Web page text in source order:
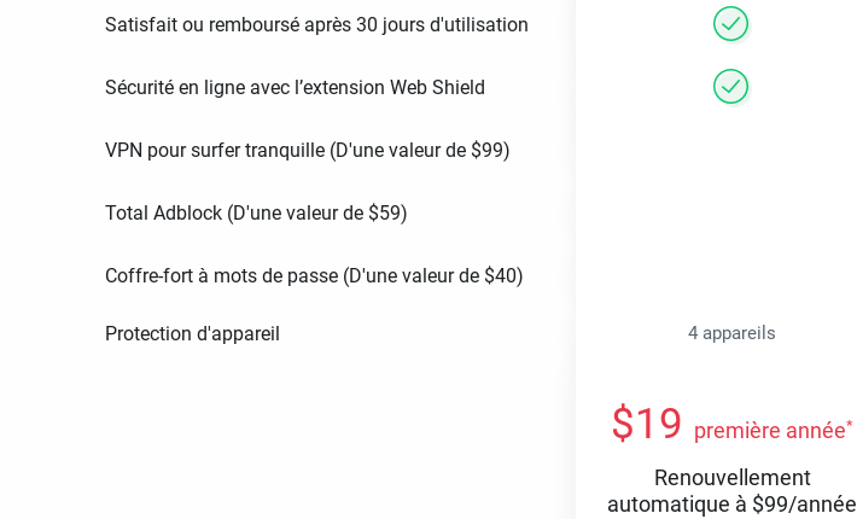
Satisfait ou remboursé après 30 jours d'utilisation
Sécurité en ligne avec l’extension Web Shield
VPN pour surfer tranquille (D'une valeur de $99)
Total Adblock (D'une valeur de $59)
Coffre-fort à mots de passe (D'une valeur de $40)
Protection d'appareil 4 appareils
$19 première année*
Renouvellement
automatique à $99/année